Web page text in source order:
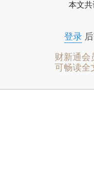
本文共
登录后
财新通会
可畅读全